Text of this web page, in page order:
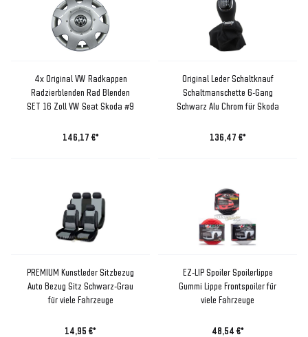
4x Original VW Radkappen
Radzierblenden Rad Blenden
SET 16 Zoll VW Seat Skoda #9
146,17 €*
Original Leder Schaltknauf
Schaltmanschette 6-Gang
Schwarz Alu Chrom für Skoda
136,47 €*
PREMIUM Kunstleder Sitzbezug
Auto Bezug Sitz Schwarz-Grau
für viele Fahrzeuge
14,95 €*
EZ-LIP Spoiler Spoilerlippe
Gummi Lippe Frontspoiler für
viele Fahrzeuge
48,54 €*